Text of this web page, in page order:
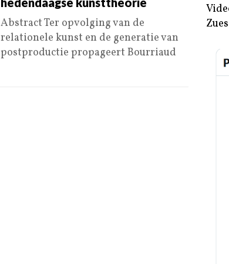
Abstract Ter opvolging van de
relationele kunst en de generatie van
postproductie propageert Bourriaud